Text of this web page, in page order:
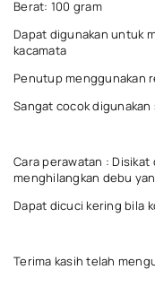
Berat: 100 gram
Dapat digunakan untuk
kacamata
Penutup menggunakan
Sangat cocok
Cara perawatan :
menghilangkan debu
Dapat dicuci kering bila
Terima kasih telah